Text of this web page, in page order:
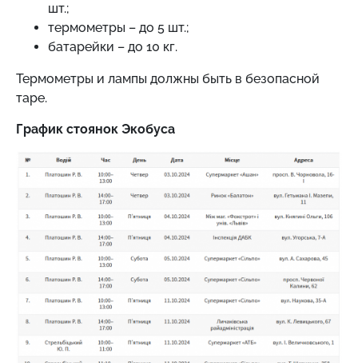
шт.;
термометры – до 5 шт.;
батарейки – до 10 кг.
Термометры и лампы должны быть в безопасной
таре.
График стоянок Экобуса